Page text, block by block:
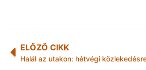
ELŐZŐ CIKK
Halál az utakon: hétvégi